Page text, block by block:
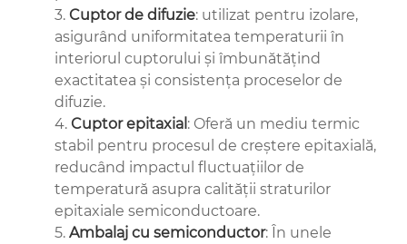
3. Cuptor de difuzie: utilizat pentru izolare,
asigurând uniformitatea temperaturii în
interiorul cuptorului și îmbunătățind
exactitatea și consistența proceselor de
difuzie.
4. Cuptor epitaxial : Oferă un mediu termic
stabil pentru procesul de creștere epitaxială,
reducând impactul fluctuațiilor de
temperatură asupra calității straturilor
epitaxiale semiconductoare.
5. Ambalaj cu semiconductor: În unele